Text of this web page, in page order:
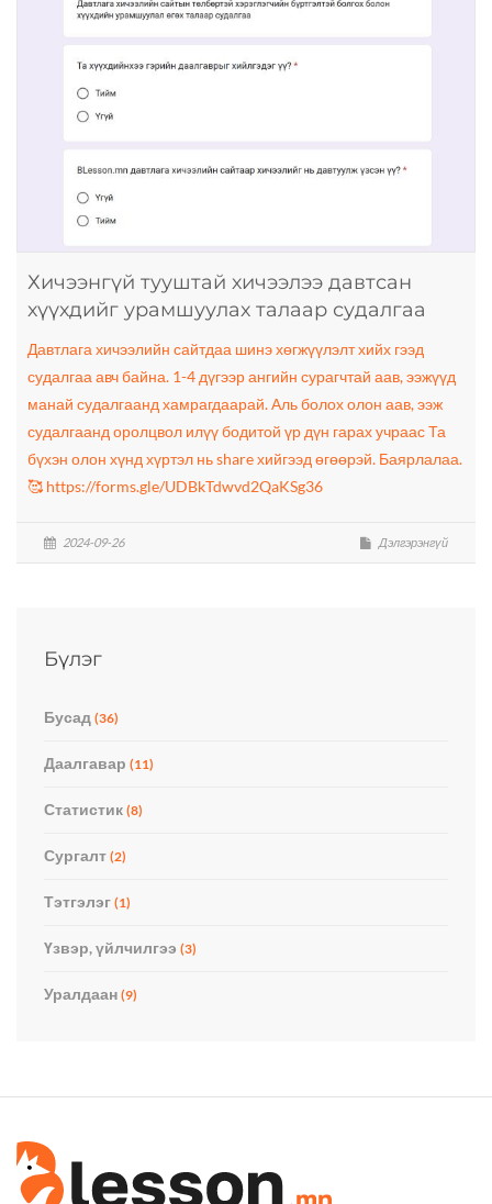
Хичээнгүй тууштай хичээлээ давтсан
хүүхдийг урамшуулах талаар судалгаа
Давтлага хичээлийн сайтдаа шинэ хөгжүүлэлт хийх гээд
судалгаа авч байна. 1-4 дүгээр ангийн сурагчтай аав, ээжүүд
манай судалгаанд хамрагдаарай. Аль болох олон аав, ээж
судалгаанд оролцвол илүү бодитой үр дүн гарах учраас Та
бүхэн олон хүнд хүртэл нь share хийгээд өгөөрэй. Баярлалаа.
🥰 https://forms.gle/UDBkTdwvd2QaKSg36
2024-09-26 Дэлгэрэнгүй
Бүлэг
Бусад (36)
Даалгавар (11)
Статистик (8)
Сургалт (2)
Тэтгэлэг (1)
Үзвэр, үйлчилгээ (3)
Уралдаан (9)